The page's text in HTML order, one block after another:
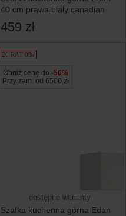
40 cm prawa biały canadian
459 zł
20 RAT 0%
Obniż cenę do -50%
Przy zam. od 6500 zł
dostępne warianty
Szafka kuchenna górna Edan